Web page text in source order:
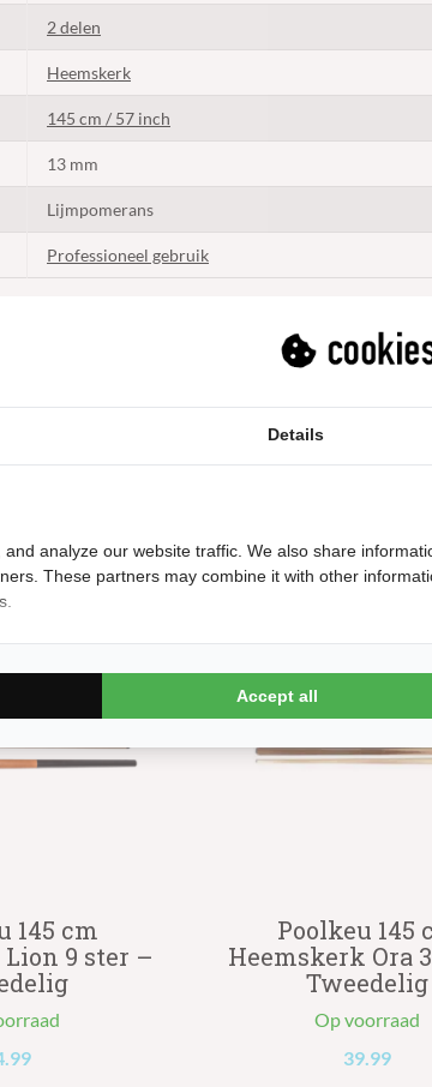
2 delen
Heemskerk
145 cm / 57 inch
13 mm
Lijmpomerans
Professioneel gebruik
Boven 50 euro gratis verzending
145 cm
9 ster –
Poolkeu 145
Heemskerk Ora
Tweedelig
Op voorraad
39.99
Details
analyze our website traffic. We also share
These partners may combine it with other
Accept all